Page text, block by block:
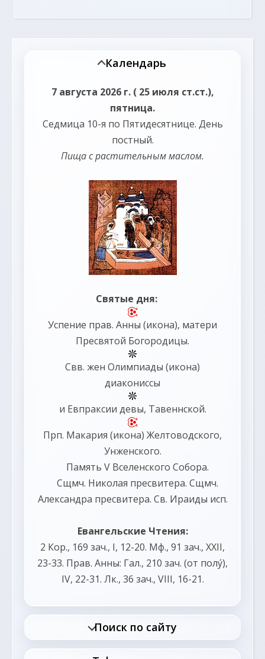
Календарь
7 августа 2026 г. ( 25 июля ст.ст.),
пятница.
Седмица 10-я по Пятидесятнице. День
постный.
Пища с растительным маслом.
Святые дня:
Успение прав. Анны (икона), матери
Пресвятой Богородицы.
Свв. жен Олимпиады (икона)
диакониссы
и Евпраксии девы, Тавеннской.
Прп. Макария (икона) Желтоводского,
Унженского.
Память V Вселенского Собора.
Сщмч. Николая пресвитера. Сщмч.
Александра пресвитера. Св. Ираиды исп.
Евангельские Чтения:
2 Кор., 169 зач., I, 12-20. Мф., 91 зач., XXII,
23-33. Прав. Анны: Гал., 210 зач. (от полу́),
IV, 22-31. Лк., 36 зач., VIII, 16-21.
Поиск по сайту